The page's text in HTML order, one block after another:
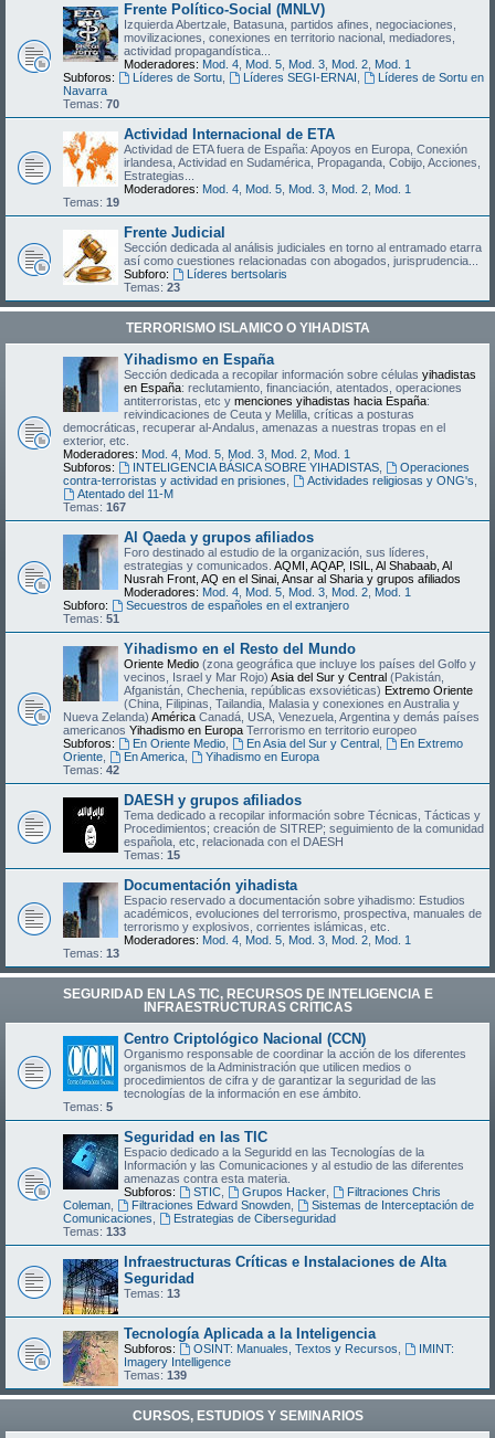
Frente Político-Social (MNLV)
Izquierda Abertzale, Batasuna, partidos afines, negociaciones,
movilizaciones, conexiones en territorio nacional, mediadores,
actividad propagandística...
Moderadores: Mod. 4 Mod. 5 Mod. 3 Mod. 2 Mod. 1
Subforos:
Líderes de Sortu, Líderes SEGI-ERNAI
Líderes de Sortu en
Navarra
Temas: 70
Actividad Internacional de ETA
Actividad de ETA fuera de España: Apoyos en Europa, Conexión
irlandesa, Actividad en Sudamérica, Propaganda, Cobijo, Acciones,
Estrategias...
Moderadores: Mod. 4 Mod. 5 Mod. 3 Mod. 2 Mod. 1
Temas: 19
Frente Judicial
Sección dedicada al análisis judiciales en torno al entramado etarra
así como cuestiones relacionadas con abogados, jurisprudencia...
Subforo:
Líderes bertsolaris
Temas: 23
TERRORISMO ISLAMICO O YIHADISTA
Yihadismo en España
Sección dedicada a recopilar información sobre células yihadistas
en España: reclutamiento, financiación, atentados, operaciones
antiterroristas, etc y menciones yihadistas hacia España:
reivindicaciones de Ceuta y Melilla, críticas a posturas
democráticas, recuperar al-Andalus, amenazas a nuestras tropas en el
exterior, etc.
Moderadores: Mod. 4 Mod. 5 Mod. 3 Mod. 2 Mod. 1
Subforos:
INTELIGENCIA BÁSICA SOBRE YIHADISTAS,
Operaciones
contra-terroristas y actividad en prisiones
Actividades religiosas y ONG's
Atentado del 11-M
Temas: 167
Al Qaeda y grupos afiliados
Foro destinado al estudio de la organización, sus líderes,
estrategias y comunicados. AQMI, AQAP, ISIL, Al Shabaab, Al
Nusrah Front, AQ en el Sinai, Ansar al Sharia y grupos afiliados
Moderadores: Mod. 4 Mod. 5 Mod. 3 Mod. 2 Mod. 1
Subforo:
Secuestros de españoles en el extranjero
Temas: 51
Yihadismo en el Resto del Mundo
Oriente Medio (zona geográfica que incluye los países del Golfo y
vecinos, Israel y Mar Rojo) Asia del Sur y Central (Pakistán,
Afganistán, Chechenia, repúblicas exsoviéticas) Extremo Oriente
(China, Filipinas, Tailandia, Malasia y conexiones en Australia y
Nueva Zelanda) América Canadá, USA, Venezuela, Argentina y demás países
americanos Yihadismo en Europa Terrorismo en territorio europeo
Subforos:
En Oriente Medio, En Asia del Sur y Central,
En Extremo
Oriente
En America,
Yihadismo en Europa
Temas: 42
DAESH y grupos afiliados
Tema dedicado a recopilar información sobre Técnicas, Tácticas y
Procedimientos; creación de SITREP; seguimiento de la comunidad
española, etc, relacionada con el DAESH
Temas: 15
Documentación yihadista
Espacio reservado a documentación sobre yihadismo: Estudios
académicos, evoluciones del terrorismo, prospectiva, manuales de
terrorismo y explosivos, corrientes islámicas, etc.
Moderadores: Mod. 4 Mod. 5 Mod. 3 Mod. 2 Mod. 1
Temas: 13
SEGURIDAD EN LAS TIC, RECURSOS DE INTELIGENCIA E
INFRAESTRUCTURAS CRÍTICAS
Centro Criptológico Nacional (CCN)
Organismo responsable de coordinar la acción de los diferentes
organismos de la Administración que utilicen medios o
procedimientos de cifra y de garantizar la seguridad de las
tecnologías de la información en ese ámbito.
Temas: 5
Seguridad en las TIC
Espacio dedicado a la Seguridd en las Tecnologías de la
Información y las Comunicaciones y al estudio de las diferentes
amenazas contra esta materia.
Subforos:
STIC, Grupos Hacker,
Filtraciones Chris
Coleman
Filtraciones Edward Snowden,
Sistemas de Interceptación de
Comunicaciones
Estrategias de Ciberseguridad
Temas: 133
Infraestructuras Críticas e Instalaciones de Alta
Seguridad
Temas: 13
Tecnología Aplicada a la Inteligencia
Subforos: OSINT: Manuales, Textos y Recursos
IMINT:
Imagery Intelligence
Temas: 139
CURSOS, ESTUDIOS Y SEMINARIOS